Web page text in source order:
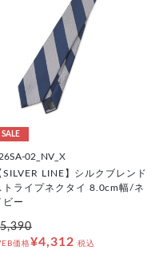
SALE
02_NV_X
SILVER LINE】シルクブレンド
トライプネクタイ 8.0cm幅/ネ
ビー
価格¥4,312 税込